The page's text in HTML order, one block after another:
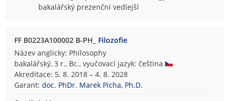
bakalářský prezenční vedlejší
FF B0223A100002 B-PH_ Filozofie
Název anglicky: Philosophy
bakalářský, 3 r., Bc., vyučovací jazyk: čeština
Akreditace: 5. 8. 2018 – 4. 8. 2028
Garant:doc. PhDr. Marek Picha, Ph.D.